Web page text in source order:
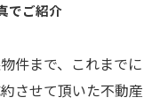
でご紹介
件まで、これまでに
させて頂いた不動産